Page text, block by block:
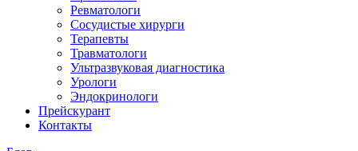
Ревматологи
Сосудистые хирурги
Терапевты
Травматологи
Ультразвуковая диагностика
Урологи
Эндокринологи
Прейскурант
Контакты